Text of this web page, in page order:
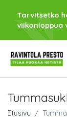
Tarvitsetko
viikonloppua
Etusivu